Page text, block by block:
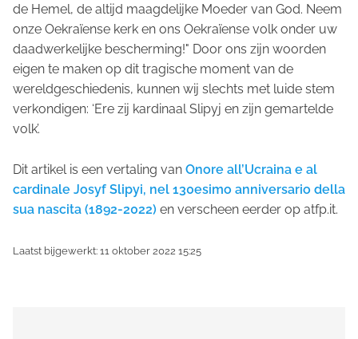
de Hemel, de altijd maagdelijke Moeder van God. Neem
onze Oekraïense kerk en ons Oekraïense volk onder uw
daadwerkelijke bescherming!" Door ons zijn woorden
eigen te maken op dit tragische moment van de
wereldgeschiedenis, kunnen wij slechts met luide stem
verkondigen: ‘Ere zij kardinaal Slipyj en zijn gemartelde
volk’.
Dit artikel is een vertaling van Onore all’Ucraina e al
cardinale Josyf Slipyi, nel 130esimo anniversario della
sua nascita (1892-2022) en verscheen eerder op atfp.it.
Laatst bijgewerkt: 11 oktober 2022 15:25